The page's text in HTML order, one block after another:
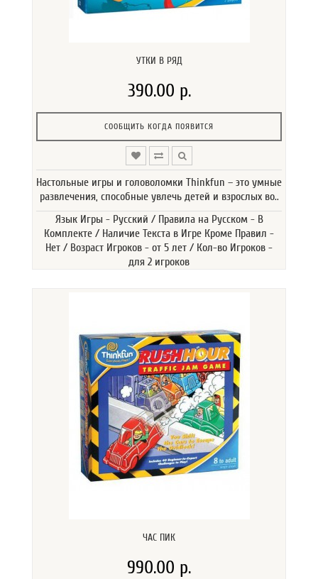
УТКИ В РЯД
390.00 р.
СООБЩИТЬ КОГДА ПОЯВИТСЯ
Настольные игры и головоломки Thinkfun – это умные
развлечения, способные увлечь детей и взрослых во..
Язык Игры - Русский / Правила на Русском - В
Комплекте / Наличие Текста в Игре Кроме Правил -
Нет / Возраст Игроков - от 5 лет / Кол-во Игроков -
для 2 игроков
ЧАС ПИК
990.00 р.